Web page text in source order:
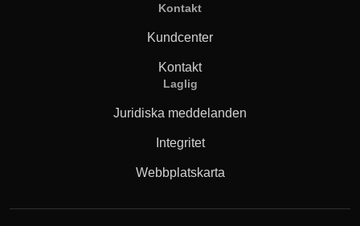
Kontakt
Kundcenter
Kontakt
Laglig
Juridiska meddelanden
Integritet
Webbplatskarta